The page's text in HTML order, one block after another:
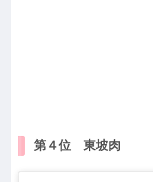
第４位 東坡肉